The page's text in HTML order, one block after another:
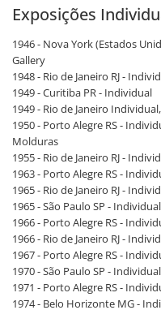
Exposições
1946 - Nova York (Estados
Gallery
1948 - Rio de Janeiro RJ -
1949 - Curitiba PR - Individual
1949 - Rio de Janeiro
1950 - Porto Alegre RS -
Molduras
1955 - Rio de Janeiro RJ -
1963 - Porto Alegre RS -
1965 - Rio de Janeiro RJ -
1965 - São Paulo SP -
1966 - Porto Alegre RS -
1966 - Rio de Janeiro RJ -
1967 - Porto Alegre RS -
1970 - São Paulo SP -
1971 - Porto Alegre RS -
1974 - Belo Horizonte MG -